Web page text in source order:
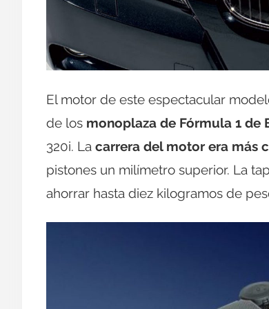
El motor de este espectacular
de los monoplaza de Fórmula 1 de
320i. La carrera del motor era más
pistones un milímetro superior. La
ahorrar hasta diez kilogramos de